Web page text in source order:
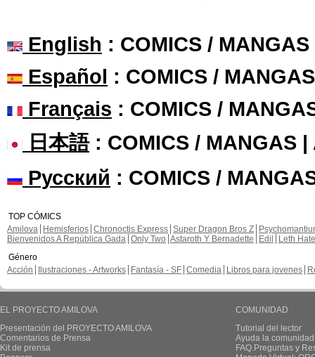
English : COMICS /
Español : COMICS /
Français : COMICS /
日本語: COMICS / MANGAS |
Русский : COMICS /
TOP CÓMICS
Amilova
Hemisferios Chronoctis Express Super Dragon Bros Z
Bienvenidos A República Gada Only Two Astaroth Y Bernadette Edil
Leth Hate
Género
Acción
Ilustraciones - Artworks Fantasía - SF Comedia Libros para jovenes
EL PROYECTO AMILOVA
Presentación del PROYECTO AMILOVA
Comentarios de Prensa
Kit de prensa
COMUNIDAD
Tutorial del lector
Ayuda la
FAQ.Preguntas y